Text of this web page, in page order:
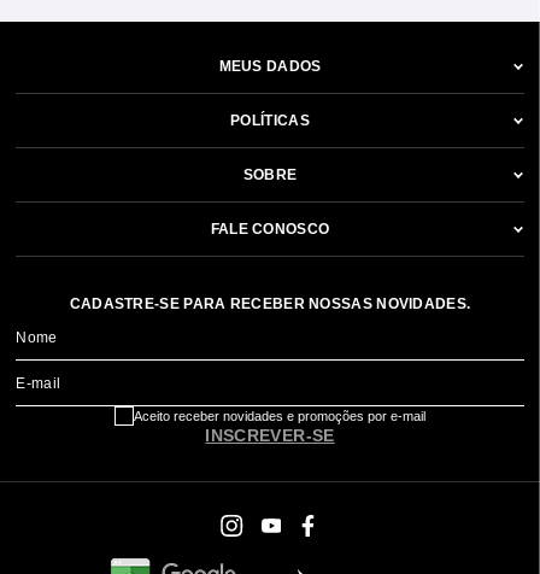
MEUS DADOS
POLÍTICAS
SOBRE
FALE CONOSCO
CADASTRE-SE PARA RECEBER NOSSAS NOVIDADES.
Nome
E-mail
INSCREVER-SE
Aceito receber novidades e promoções por e-mail